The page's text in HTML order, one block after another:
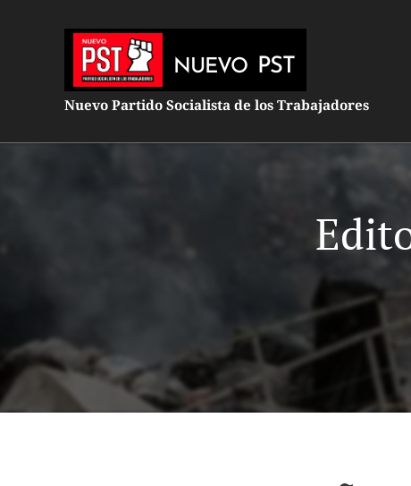
NUEVO PST
Nuevo Partido Socialista de los Trabajadores